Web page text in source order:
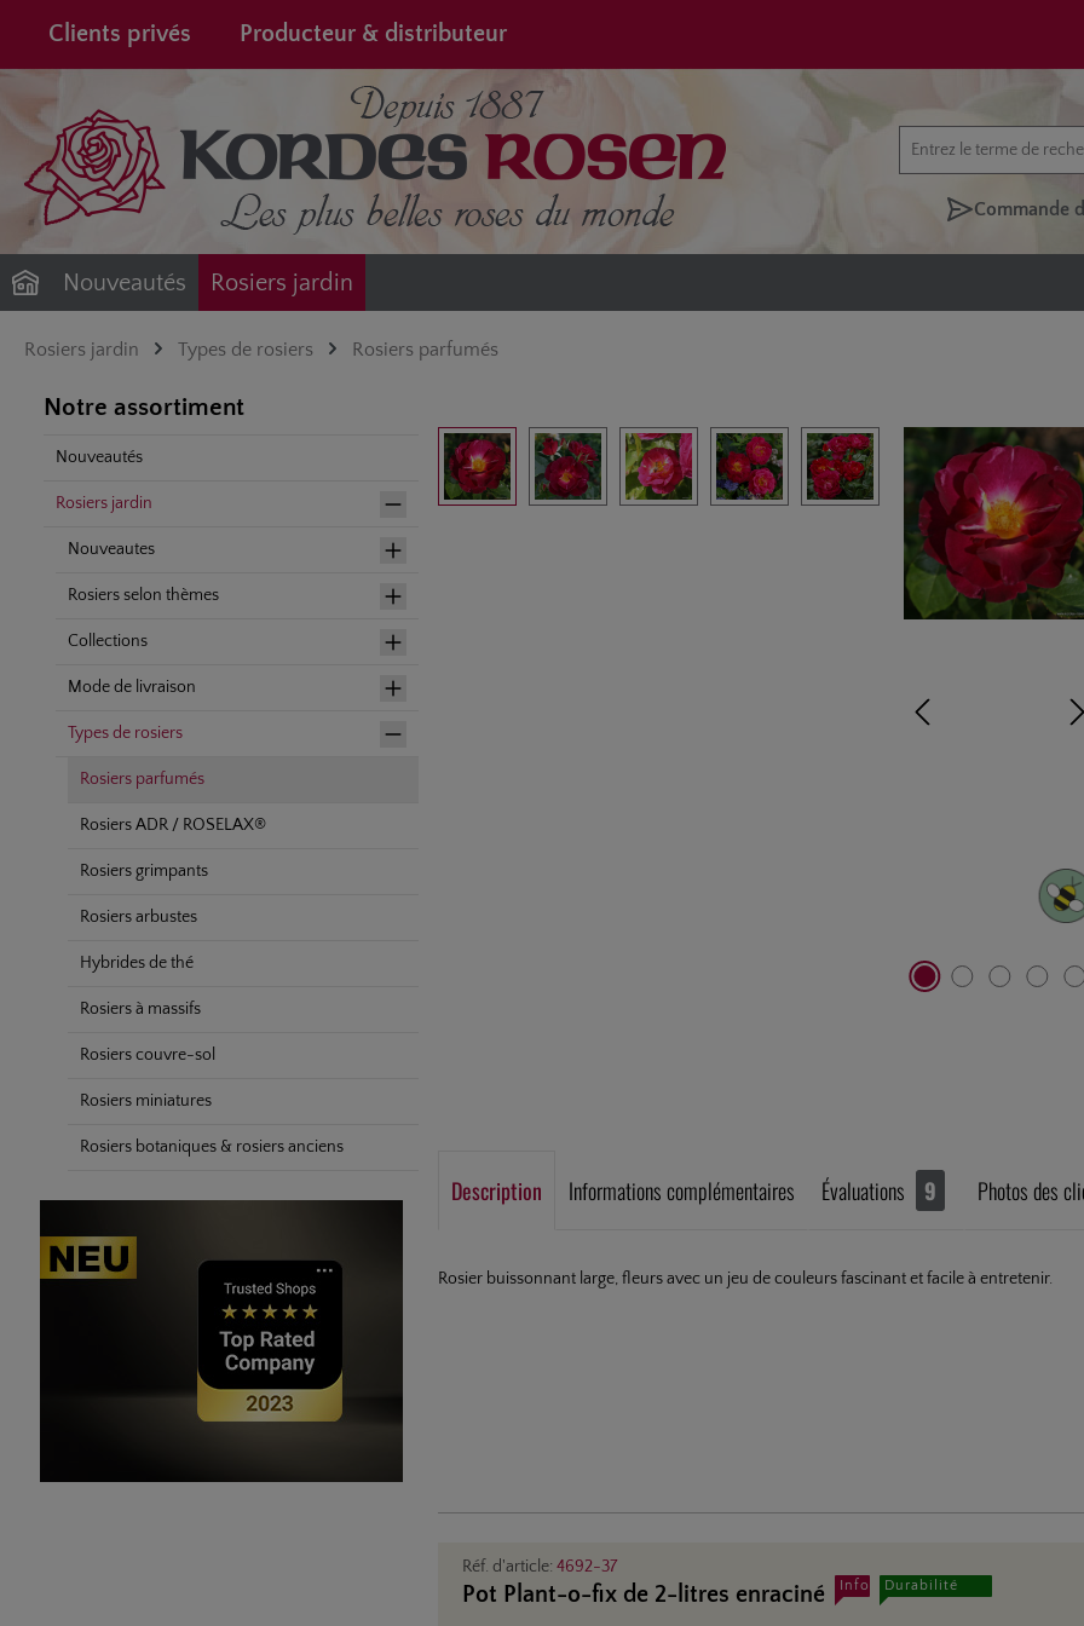
Passer à la navigation principale
Clients privés Producteur & distributeur
Commande
Nouveautés Rosiers jardin
Rosiers jardin Types de rosiers Rosiers parfumés
Notre assortiment
Nouveautés
Rosiers jardin
Nouveautes
Rosiers selon thèmes
Collections
Mode de livraison
Types de rosiers
Rosiers parfumés
Rosiers ADR / ROSELAX®
Rosiers grimpants
Rosiers arbustes
Hybrides de thé
Rosiers à massifs
Rosiers couvre-sol
Rosiers miniatures
Rosiers botaniques & rosiers anciens
Ignorer la galerie d'images
Description Informations complémentaires Évaluations 9 Photos des
Rosier buissonnant large, fleurs avec un jeu de couleurs fascinant et facile à entretenir.
Réf. d'article: 4692-37
Pot Plant-o-fix de 2-litres enraciné Info Durabilité